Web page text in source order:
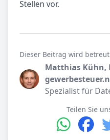
Stellen vor.
Dieser Beitrag wird
Matthias Kühn,
Spezialist für
Teilen Sie